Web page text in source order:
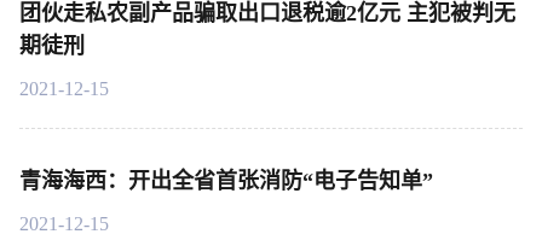
团伙走私农副产品骗取出口退税逾2亿元 主犯被判无
期徒刑
2021-12-15
青海海西：开出全省首张消防“电子告知单”
2021-12-15